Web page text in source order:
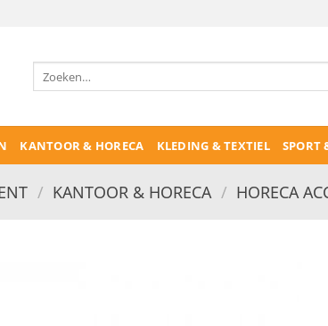
Zoeken
naar:
KANTOOR & HORECA KLEDING & TEXTIEL SPORT
/ KANTOOR & HORECA / HORECA